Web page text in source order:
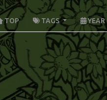
TOP TAGS YEAR